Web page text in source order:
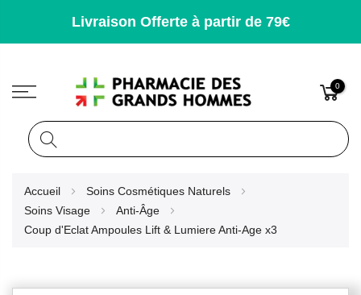
Livraison Offerte à partir de 79€
0
Accueil
Soins Cosmétiques Naturels
Soins Visage
Anti-Âge
Coup d'Eclat Ampoules Lift & Lumiere Anti-Age x3